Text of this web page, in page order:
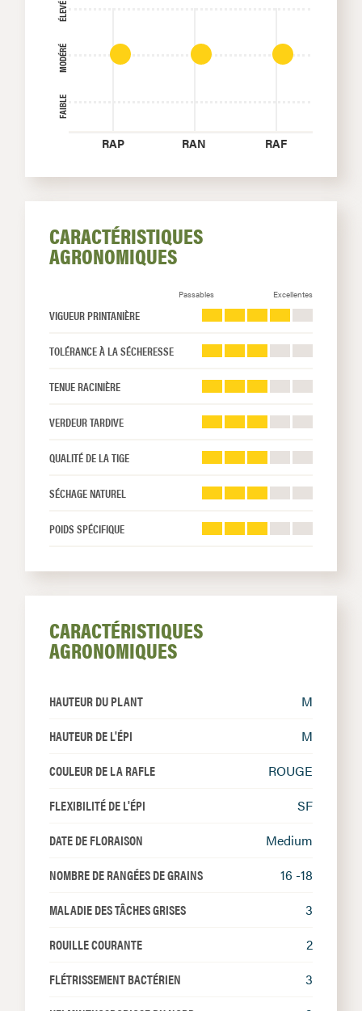
FAIBLE
MODÉRÉ
ÉLEVÉ
RAP RAN RAF
CARACTÉRISTIQUES
AGRONOMIQUES
Passables Excellentes
VIGUEUR PRINTANIÈRE
TOLÉRANCE À LA SÉCHERESSE
TENUE RACINIÈRE
VERDEUR TARDIVE
QUALITÉ DE LA TIGE
SÉCHAGE NATUREL
POIDS SPÉCIFIQUE
CARACTÉRISTIQUES
AGRONOMIQUES
HAUTEUR DU PLANT
M
HAUTEUR DE L'ÉPI
M
COULEUR DE LA RAFLE
ROUGE
FLEXIBILITÉ DE L'ÉPI
SF
DATE DE FLORAISON
Medium
NOMBRE DE RANGÉES DE GRAINS
16 -18
MALADIE DES TÂCHES GRISES
3
ROUILLE COURANTE
2
FLÉTRISSEMENT BACTÉRIEN
3